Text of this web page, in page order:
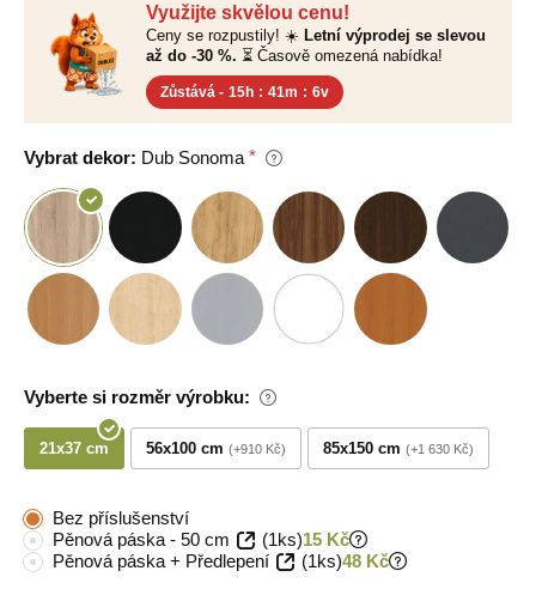
Využijte skvělou cenu!
Ceny se rozpustily! ☀️ Letní výprodej se slevou
až do -30 %. ⏳ Časově omezená nabídka!
Zůstává - 15h : 41m : 5v
Vybrat dekor: Dub Sonoma
Vyberte si rozměr výrobku:
21x37 cm 56x100 cm +910 Kč 85x150 cm +1 630 Kč
Bez příslušenství
Pěnová páska - 50 cm
(1ks)15 Kč
Pěnová páska + Předlepení
(1ks)48 Kč